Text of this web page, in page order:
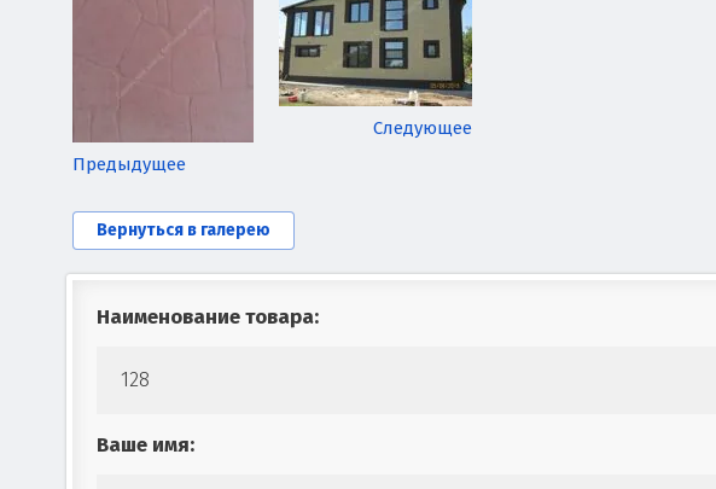
Предыдущее
Следующее
Вернуться в галерею
Наименование товара:
Ваше имя: